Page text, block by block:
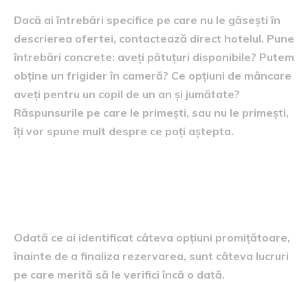
Dacă ai întrebări specifice pe care nu le găsești în
descrierea ofertei, contactează direct hotelul. Pune
întrebări concrete: aveți pătuțuri disponibile? Putem
obține un frigider în cameră? Ce opțiuni de mâncare
aveți pentru un copil de un an și jumătate?
Răspunsurile pe care le primești, sau nu le primești,
îți vor spune mult despre ce poți aștepta.
Odată ce ai identificat câteva opțiuni promițătoare,
înainte de a finaliza rezervarea, sunt câteva lucruri
pe care merită să le verifici încă o dată.